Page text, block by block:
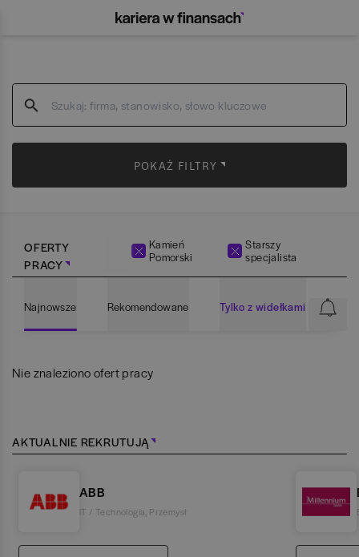
POKAŻ FILTRY
OFERTY
PRACY
Kamień
Pomorski
Starszy
specjalista
Najnowsze Rekomendowane Tylko z widełkami
Nie znaleziono ofert pracy
AKTUALNIE REKRUTUJĄ
ABB
IT / Technologia Przemysł